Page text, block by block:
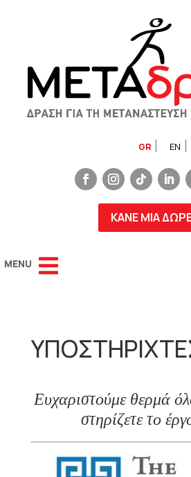
GR EN
ΚΑΝΕ ΜΙΑ
Ευχαριστούμε θερμά
στηρίζετε το